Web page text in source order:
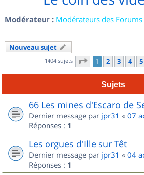
Modérateur : Modérateurs des Forums
Nouveau sujet
1404 sujets Page 1sur
1 2 3 4 5
Sujets
66 Les mines d'Escaro de
Dernier message par jpr31 « 07
Réponses : 1
Les orgues d'Ille sur Têt
Dernier message par jpr31 « 04
Réponses : 1